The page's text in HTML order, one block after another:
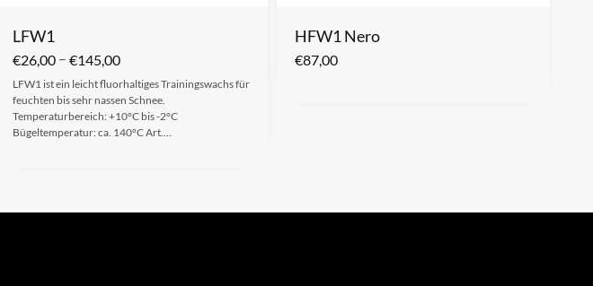
LFW1
€26,00 – €145,00
LFW1 ist ein leicht fluorhaltiges Trainingswachs für
feuchten bis sehr nassen Schnee.
Temperaturbereich: +10°C bis -2°C
Bügeltemperatur: ca. 140°C Art.…
HFW1 Nero
€87,00